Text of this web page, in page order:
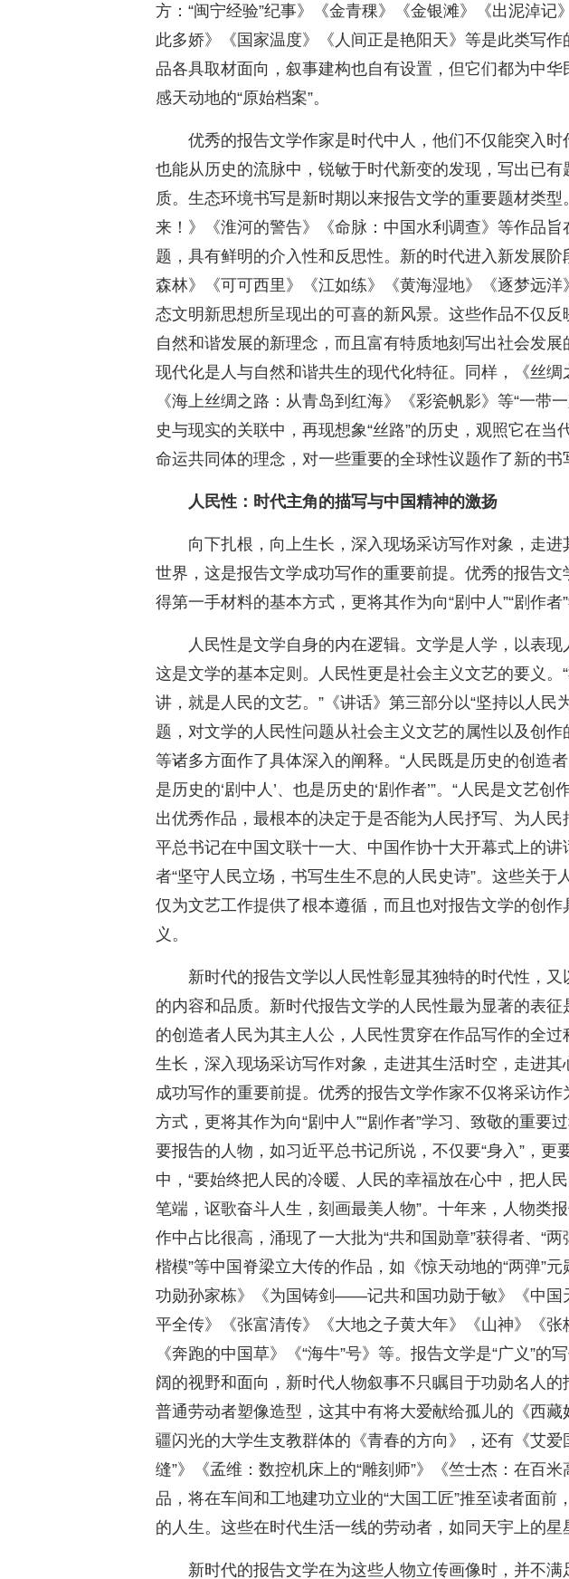
方：“闽宁经验”纪事》《金青稞》《金银滩》《出泥淖记
此多娇》《国家温度》《人间正是艳阳天》等是此类写
品各具取材面向，叙事建构也自有设置，但它们都为中华
感天动地的“原始档案”。
优秀的报告文学作家是时代中人，他们不仅能突入时
也能从历史的流脉中，锐敏于时代新变的发现，写出已
质。生态环境书写是新时期以来报告文学的重要题材类
来！》《淮河的警告》《命脉：中国水利调查》等作品旨
题，具有鲜明的介入性和反思性。新的时代进入新发展
森林》《可可西里》《江如练》《黄海湿地》《逐梦远洋
态文明新思想所呈现出的可喜的新风景。这些作品不仅
自然和谐发展的新理念，而且富有特质地刻写出社会发
现代化是人与自然和谐共生的现代化特征。同样，《丝绸
《海上丝绸之路：从青岛到红海》《彩瓷帆影》等“一带
史与现实的关联中，再现想象“丝路”的历史，观照它在当
命运共同体的理念，对一些重要的全球性议题作了新的书
人民性：时代主角的描写与中国精神的激扬
向下扎根，向上生长，深入现场采访写作对象，走进
世界，这是报告文学成功写作的重要前提。优秀的报告
得第一手材料的基本方式，更将其作为向“剧中人”“剧作
人民性是文学自身的内在逻辑。文学是人学，以表现
这是文学的基本定则。人民性更是社会主义文艺的要义。
讲，就是人民的文艺。”《讲话》第三部分以“坚持以人民
题，对文学的人民性问题从社会主义文艺的属性以及创
等诸多方面作了具体深入的阐释。“人民既是历史的创造
是历史的‘剧中人’、也是历史的‘剧作者’”。“人民是文艺创
出优秀作品，最根本的决定于是否能为人民抒写、为人民
平总书记在中国文联十一大、中国作协十大开幕式上的
者“坚守人民立场，书写生生不息的人民史诗”。这些关于
仅为文艺工作提供了根本遵循，而且也对报告文学的创
义。
新时代的报告文学以人民性彰显其独特的时代性，
的内容和品质。新时代报告文学的人民性最为显著的表
的创造者人民为其主人公，人民性贯穿在作品写作的全
生长，深入现场采访写作对象，走进其生活时空，走进
成功写作的重要前提。优秀的报告文学作家不仅将采访
方式，更将其作为向“剧中人”“剧作者”学习、致敬的重要
要报告的人物，如习近平总书记所说，不仅要“身入”，更
中，“要始终把人民的冷暖、人民的幸福放在心中，把人
笔端，讴歌奋斗人生，刻画最美人物”。十年来，人物类
作中占比很高，涌现了一大批为“共和国勋章”获得者、“两
楷模”等中国脊梁立大传的作品，如《惊天动地的“两弹”
功勋孙家栋》《为国铸剑——记共和国功勋于敏》《中国
平全传》《张富清传》《大地之子黄大年》《山神》《张
《奔跑的中国草》《“海牛”号》等。报告文学是“广义”的
阔的视野和面向，新时代人物叙事不只瞩目于功勋名人
普通劳动者塑像造型，这其中有将大爱献给孤儿的《西藏
疆闪光的大学生支教群体的《青春的方向》，还有《艾爱
缝”》《孟维：数控机床上的“雕刻师”》《竺士杰：在百米
品，将在车间和工地建功立业的“大国工匠”推至读者面前
的人生。这些在时代生活一线的劳动者，如同天宇上的星
新时代的报告文学在为这些人物立传画像时，并不